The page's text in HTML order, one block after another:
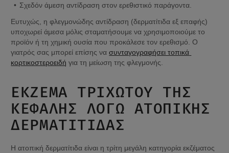
Σχεδόν άμεση αντίδραση στον ερεθιστικό παράγοντα.
Ευτυχώς, η φλεγμονώδης αντίδραση (δερματίτιδα εξ επαφής)
υποχωρεί άμεσα μόλις σταματήσουμε να χρησιμοποιούμε το
προϊόν ή τη χημική ουσία που προκάλεσε τον ερεθισμό. Ο
γιατρός σας μπορεί επίσης να συνταγογραφήσει τοπικά
κορτικοστεροειδή για τη μείωση της φλεγμονής.
ΈΚΖΕΜΑ ΤΡΙΧΩΤΟΎ ΤΗΣ
ΚΕΦΑΛΉΣ ΛΌΓΩ ΑΤΟΠΙΚΉΣ
ΔΕΡΜΑΤΊΤΙΔΑΣ
Η ατοπική δερματίτιδα είναι η τρίτη μεγάλη κατηγορία εκζέματος